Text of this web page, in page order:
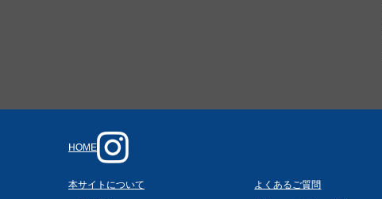
HOME
本サイトについて
よくあるご質問